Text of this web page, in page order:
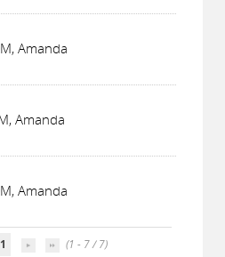
Amanda
Amanda
Amanda
1
(1 - 7 / 7)